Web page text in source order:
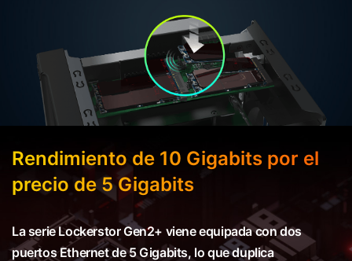
Rendimiento de 10 Gigabits por el
precio de 5 Gigabits
La serie Lockerstor Gen2+ viene equipada con dos
puertos Ethernet de 5 Gigabits, lo que duplica